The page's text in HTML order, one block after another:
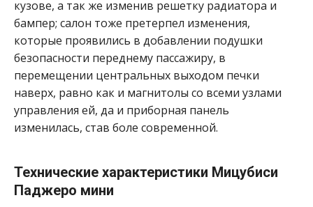
кузове, а так же изменив решетку радиатора и
бампер; салон тоже претерпел изменения,
которые проявились в добавлении подушки
безопасности переднему пассажиру, в
перемещении центральных выходом печки
наверх, равно как и магнитолы со всеми узлами
управления ей, да и приборная панель
изменилась, став боле современной.
Технические характеристики Мицубиси
Паджеро мини